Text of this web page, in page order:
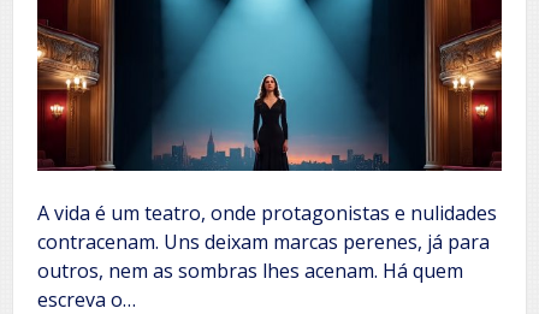
A vida é um teatro, onde protagonistas e nulidades
contracenam. Uns deixam marcas perenes, já para
outros, nem as sombras lhes acenam. Há quem
escreva o…